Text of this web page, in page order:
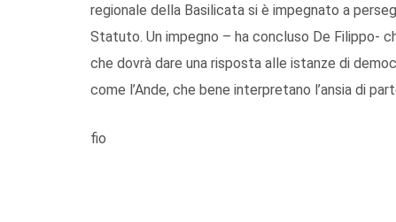
regionale della Basilicata si è impegnato a
Statuto. Un impegno – ha concluso De Filippo-
che dovrà dare una risposta alle istanze di
come l’Ande, che bene interpretano l’ansia di
fio